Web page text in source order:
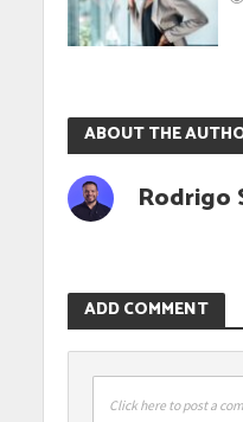
ABOUT THE
Rodrigo
ADD COMMENT
Click here to post a